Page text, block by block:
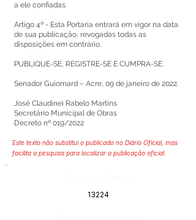
a ele confiadas.
Artigo 4º - Esta Portaria entrará em vigor na data
de sua publicação, revogadas todas as
disposições em contrário.
PUBLIQUE-SE, REGISTRE-SE E CUMPRA-SE.
Senador Guiomard – Acre, 09 de janeiro de 2022.
José Claudinei Rabelo Martins
Secretário Municipal de Obras
Decreto nº 019/2022
Este texto não substitui o publicado no Diário Oficial, mas
facilita a pesquisa para localizar a publicação oficial.
13224